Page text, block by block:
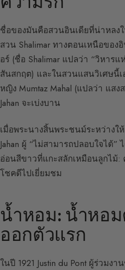
ชื่อของมันคือสวนอินเดียที่น่าหลง
สวน Shalimar ทางตอนเหนือของ
อร์ (ชื่อ Shalimar แปลว่า “วิหาร
สันสกฤต) และในสวนแสนวิเศษนี้เ
หญิง Mumtaz Mahal (แปลว่า แสง
Jahan จะเบ่งบาน
เมื่อพระนางสิ้นพระชนม์ระหว่างใ
Jahan ผู้ “ไม่สามารถปลอบใจได้”
อ่อนสีขาวที่แกะสลักเหมือนลูกไม้:
โชคดีไปเยี่ยมชม
น้ำหอม: น้ำหอ
ออกตัวแรก
ในปี 1921 Justin du Pont ผู้ร่วมง